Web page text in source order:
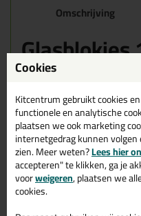
Omschrijving
100 stuks
(groen)
Bestel de Glasblokjes
(groen) vandaag nog!
Wil je meer weten over de
product?Lees alles over dit
Cookies
Kitcentrum gebruikt cookies
functionele en analytische
plaatsen we ook marketing
internetgedrag kunnen
zien. Meer weten?Lees hier
accepteren" te klikken, ga je
voorweigeren, plaatsen we
cookies.